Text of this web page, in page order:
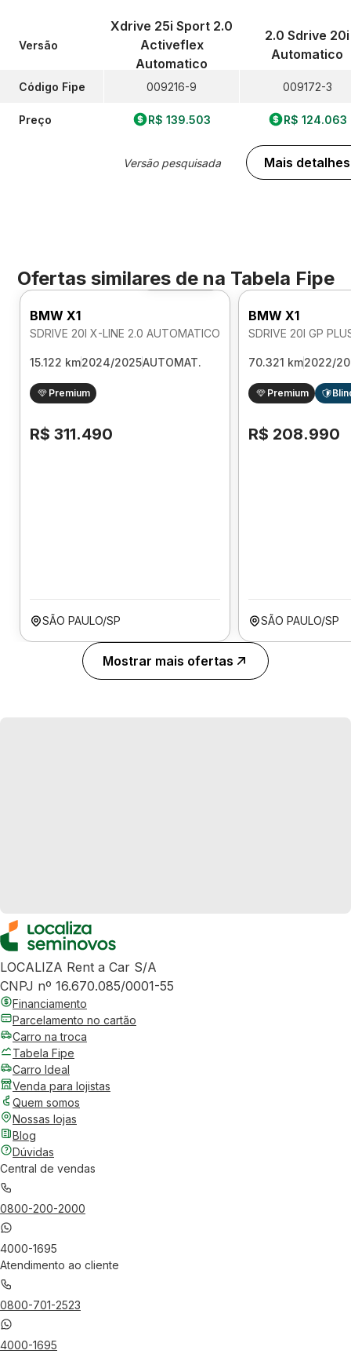
Versão
Código Fipe
Preço
Xdrive 25i Sport 2.0
Activeflex
Automatico
009216-9
R$ 139.503
Versão pesquisada
2.0 Sdrive 20i
Automatico
009172-3
R$ 124.063
Mais detalhes
Ofertas similares de na Tabela Fipe
Foto 360º
BMW X1
SDRIVE 20I X-LINE 2.0 AUTOMATICO
15.122 km2024/2025AUTOMAT.
Premium
R$ 311.490
SÃO PAULO/SP
BMW X1
70.321 km2022/
Premium
R$ 208.990
SÃO PAULO/SP
Mostrar mais ofertas
LOCALIZA Rent a Car S/A
CNPJ nº 16.670.085/0001-55
Financiamento
Parcelamento no cartão
Carro na troca
Tabela Fipe
Carro Ideal
Venda para lojistas
Quem somos
Nossas lojas
Blog
Dúvidas
Central de vendas
0800-200-2000
4000-1695
Atendimento ao cliente
0800-701-2523
4000-1695